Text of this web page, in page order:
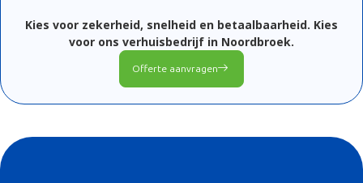
Kies voor zekerheid, snelheid en betaalbaarheid. Kies
voor ons verhuisbedrijf in Noordbroek.
Offerte aanvragen